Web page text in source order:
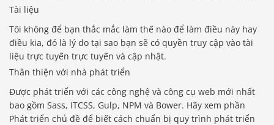
Tài liệu
Tôi không để bạn thắc mắc làm thế nào để làm điều này hay
điều kia, đó là lý do tại sao bạn sẽ có quyền truy cập vào tài
liệu trực tuyến trực tuyến và cập nhật.
Thân thiện với nhà phát triển
Được phát triển với các công nghệ và công cụ web mới nhất
bao gồm Sass, ITCSS, Gulp, NPM và Bower. Hãy xem phần
Phát triển chủ đề để biết cách chuẩn bị quy trình phát triển